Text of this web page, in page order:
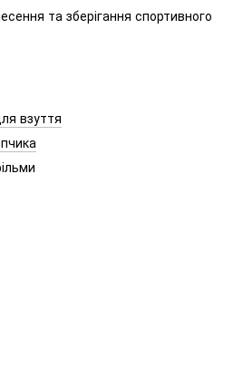
та зберігання спортивного
взуття